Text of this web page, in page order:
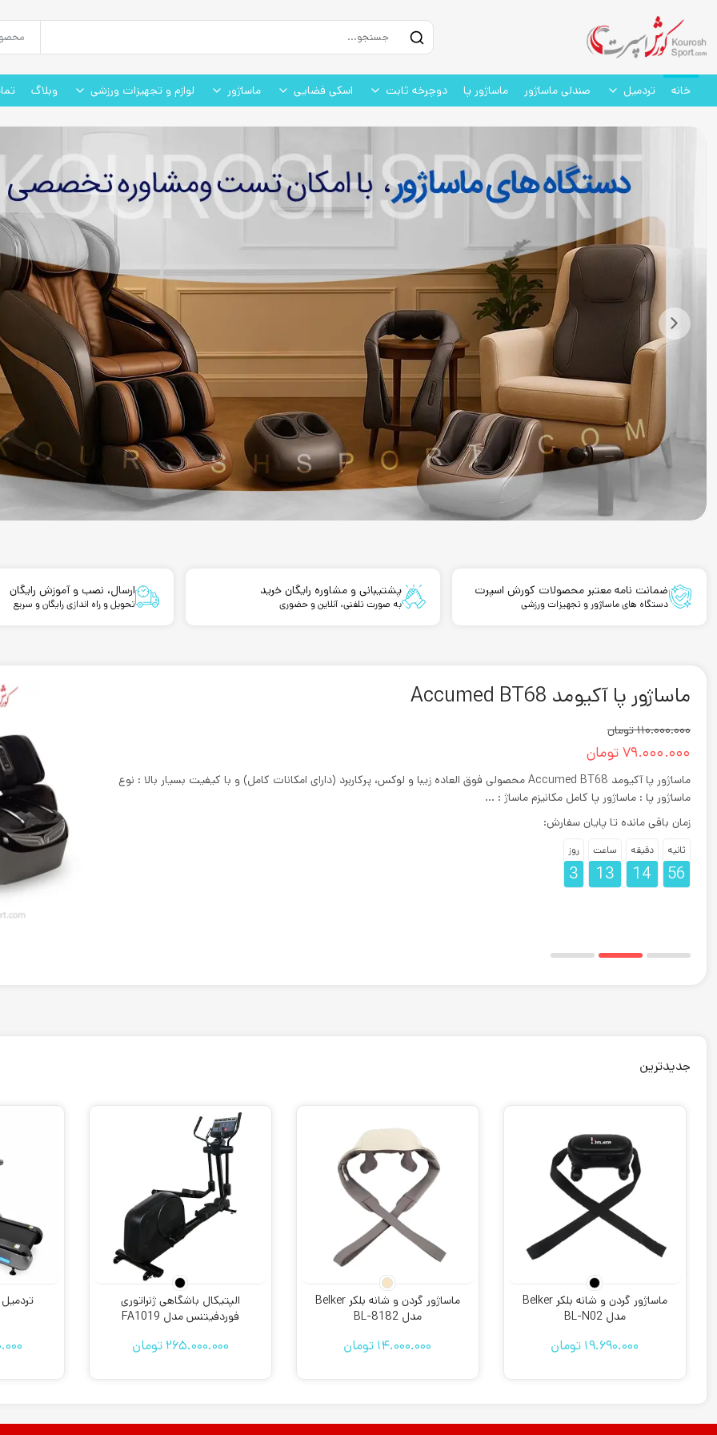
خانه تردمیل صندلی ماساژور ماساژور پا دوچرخه ثابت اسکی فضایی ماساژور لوازم و تجهیزات ورزشی وبلاگ
ضمانت نامه معتبر محصولات کورش اسپرت
دستگاه های ماساژور و تجهیزات ورزشی
پشتیبانی و مشاوره رایگان خرید
به صورت تلفنی، آنلاین و حضوری
ارسال، نصب و آموزش رایگان
تحویل و راه اندازی رایگان و سریع
ماساژور پا آکیومد Accumed BT68
110.000.000 تومان
79.000.000تومان
ماساژور پا آکیومد Accumed BT68 محصولی فوق العاده زیبا و لوکس، پرکاربرد (دارای امکانات کامل) و با کیفیت بسیار بالا : نوع
ماساژور پا : ماساژور پا کامل مکانیزم ماساژ : ...
زمان باقی مانده تا پایان سفارش:
ثانیه
55
دقیقه
14
ساعت
13
روز
3
جدیدترین
ماساژور گردن و شانه بلکر Belker
مدل BL-N02
19.690.000 تومان
ماساژور گردن و شانه بلکر Belker
مدل BL-8182
14.000.000 تومان
الپتیکال باشگاهی ژنراتوری
فوردفیتنس مدل FA1019
265.000.000 تومان